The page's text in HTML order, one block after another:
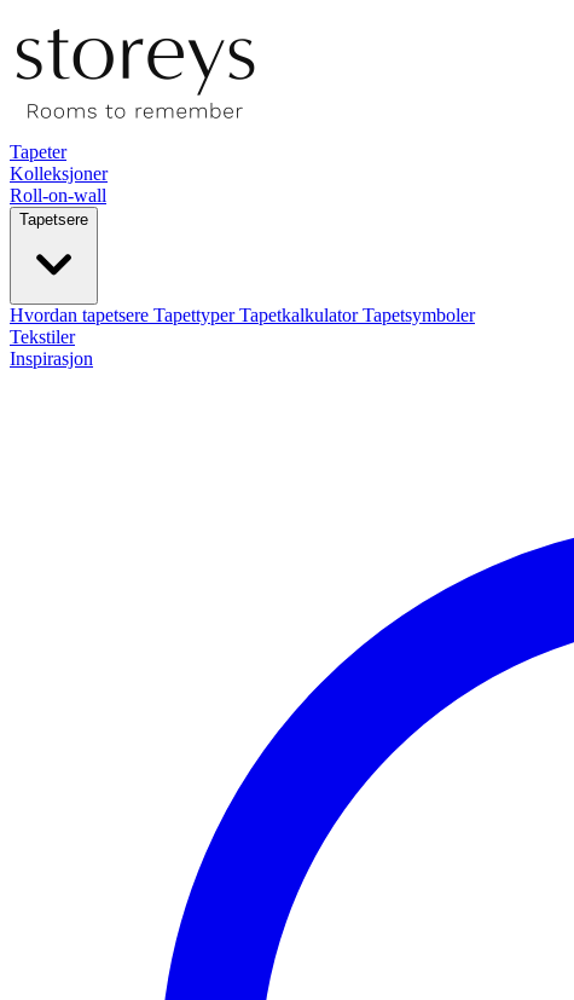
Tapeter
Kolleksjoner
Roll-on-wall
Tapetsere
Hvordan tapetsere TapettyperTapetkalkulatorTapetsymboler
Tekstiler
Inspirasjon